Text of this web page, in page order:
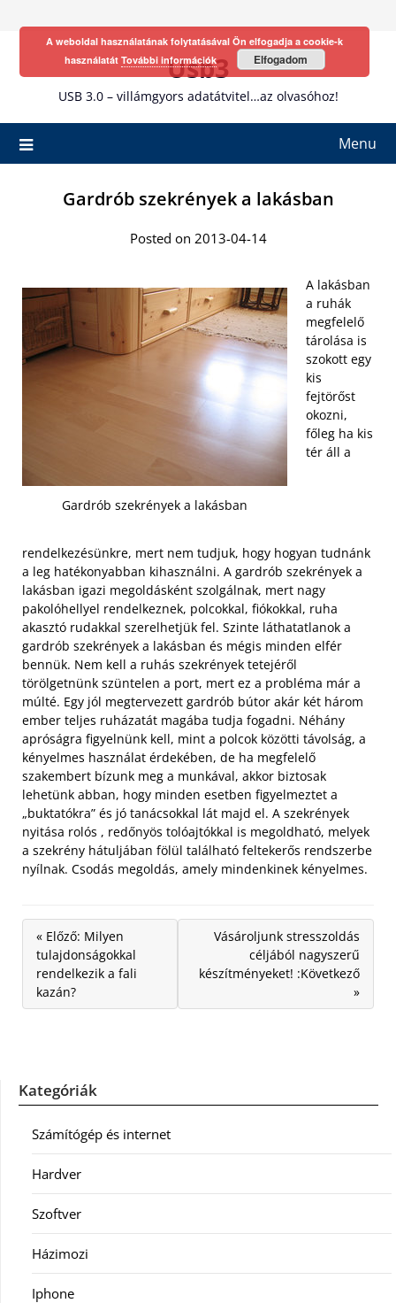
Usb3
USB 3.0 – villámgyors adatátvitel…az olvasóhoz!
Menu
Gardrób szekrények a lakásban
Posted on 2013-04-14
Gardrób szekrények a lakásban
A lakásban
a ruhák
megfelelő
tárolása is
szokott egy
kis
fejtörőst
okozni,
főleg ha kis
tér áll a
rendelkezésünkre, mert nem tudjuk, hogy hogyan tudnánk
a leg hatékonyabban kihasználni. A gardrób szekrények a
lakásban igazi megoldásként szolgálnak, mert nagy
pakolóhellyel rendelkeznek, polcokkal, fiókokkal, ruha
akasztó rudakkal szerelhetjük fel. Szinte láthatatlanok a
gardrób szekrények a lakásban és mégis minden elfér
bennük. Nem kell a ruhás szekrények tetejéről
törölgetnünk szüntelen a port, mert ez a probléma már a
múlté. Egy jól megtervezett gardrób bútor akár két három
ember teljes ruházatát magába tudja fogadni. Néhány
apróságra figyelnünk kell, mint a polcok közötti távolság, a
kényelmes használat érdekében, de ha megfelelő
szakembert bízunk meg a munkával, akkor biztosak
lehetünk abban, hogy minden esetben figyelmeztet a
„buktatókra” és jó tanácsokkal lát majd el. A szekrények
nyitása rolós , redőnyös tolóajtókkal is megoldható, melyek
a szekrény hátuljában fölül található feltekerős rendszerbe
nyílnak. Csodás megoldás, amely mindenkinek kényelmes.
« Előző: Milyen
tulajdonságokkal
rendelkezik a fali
kazán?
Vásároljunk stresszoldás
céljából nagyszerű
készítményeket! :Következő
»
Kategóriák
Számítógép és internet
Hardver
Szoftver
Házimozi
Iphone
A weboldal használatának folytatásával Ön elfogadja a cookie-k
használatát További információk Elfogadom